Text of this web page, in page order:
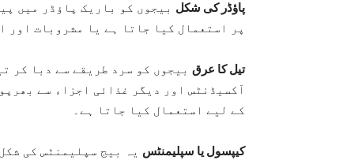
پاؤڈر کی شکل بیجوں کو باریک پاؤڈر میں
پر استعمال کیا جاتا ہے یا مشروبات اور
تیل کا عرق بیجوں کو سرد طریقے سے دبا کر
آکسیڈنٹس اور دیگر غذائی اجزاء سے
کے لیے استعمال کیا جاتا ہے۔
کیپسول یا سپلیمنٹس یہ بیج سپلیمنٹس کی